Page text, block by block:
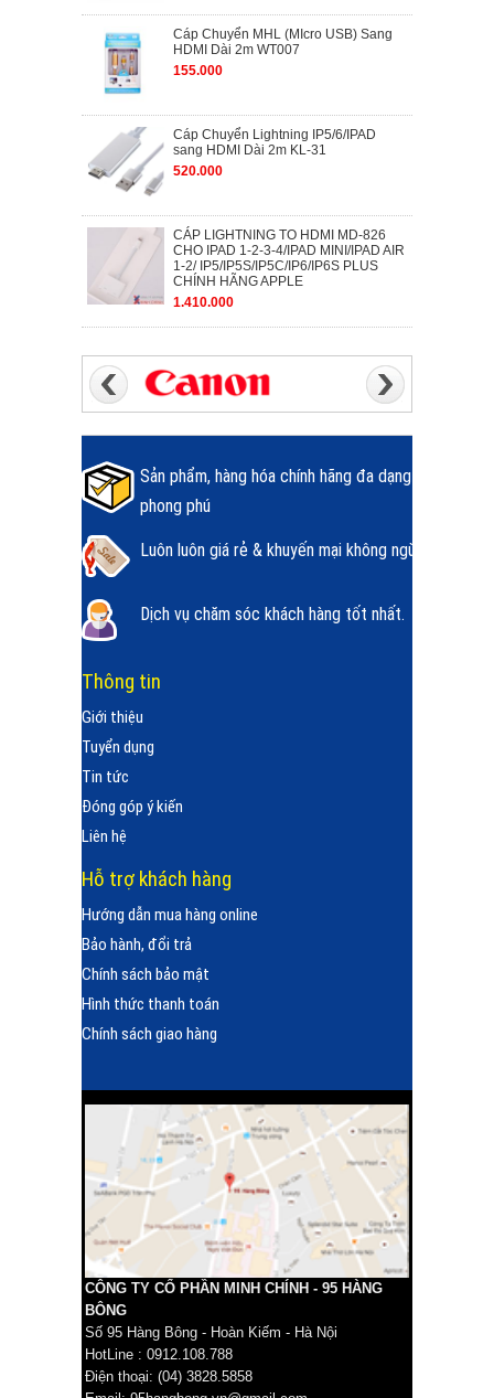
Cáp Chuyển MHL (MIcro USB) Sang
HDMI Dài 2m WT007
155.000
Cáp Chuyển Lightning IP5/6/IPAD
sang HDMI Dài 2m KL-31
520.000
CÁP LIGHTNING TO HDMI MD-826
CHO IPAD 1-2-3-4/IPAD MINI/IPAD AIR
1-2/ IP5/IP5S/IP5C/IP6/IP6S PLUS
CHÍNH HÃNG APPLE
1.410.000
Sản phẩm, hàng hóa chính hãng đa dạng
phong phú
Luôn luôn giá rẻ & khuyến mại không ngừng.
Dịch vụ chăm sóc khách hàng tốt nhất.
Thông tin
Giới thiệu
Tuyển dụng
Tin tức
Đóng góp ý kiến
Liên hệ
Hỗ trợ khách hàng
Hướng dẫn mua hàng online
Bảo hành, đổi trả
Chính sách bảo mật
Hình thức thanh toán
Chính sách giao hàng
CÔNG TY CỔ PHẦN MINH CHÍNH - 95 HÀNG
BÔNG
Số 95 Hàng Bông - Hoàn Kiếm - Hà Nội
HotLine : 0912.108.788
Điện thoại: (04) 3828.5858